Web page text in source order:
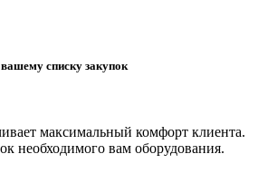
списку закупок
максимальный комфорт клиента.
необходимого вам оборудования.